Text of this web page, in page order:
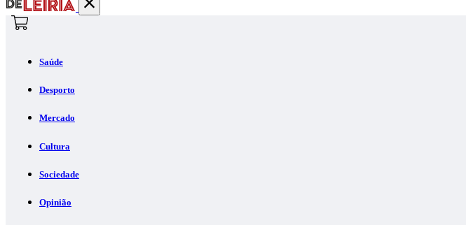
Saúde
Desporto
Mercado
Cultura
Sociedade
Opinião